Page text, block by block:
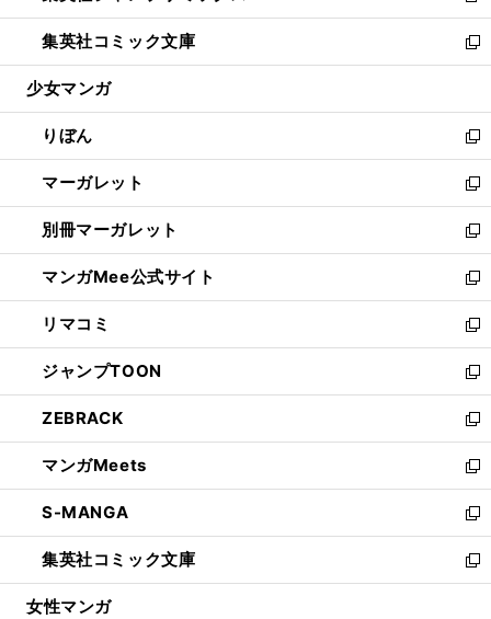
開
く
ウ
で
開
ン
ド
ウ
開
く
ウ
ィ
ン
ウ
で
開
く
し
い
ウ
ン
ド
ウ
で
開
く
集英社コミック文庫
新
し
ウ
ィ
ン
ド
ウ
で
開
く
少女マンガ
りぼん
新
し
い
ウ
ィ
ン
ド
ウ
で
開
く
マーガレット
新
し
い
ウ
ィ
ン
ド
ウ
で
開
く
別冊マーガレット
新
し
い
ウ
ィ
ン
ド
ウ
で
開
く
マンガMee公式サイト
新
し
い
ウ
ィ
ン
ド
ウ
で
開
く
リマコミ
新
し
い
ウ
ィ
ン
ド
ウ
で
開
く
ジャンプTOON
新
し
い
ウ
ィ
ン
ド
ウ
で
開
ZEBRACK
新
し
い
ウ
ィ
ン
ド
ウ
マンガMeets
新
し
い
ウ
ィ
ン
S-MANGA
新
し
い
ウ
集英社コミック文庫
新
し
女性マンガ